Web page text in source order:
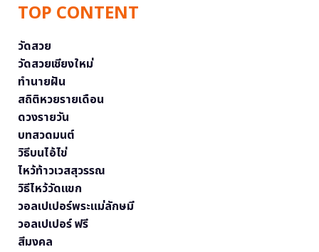
TOP CONTENT
วัดสวย
วัดสวยเชียงใหม่
ทำนายฝัน
สถิติหวยรายเดือน
ดวงรายวัน
บทสวดมนต์
วิธีบนไอ้ไข่
ไหว้ท้าวเวสสุวรรณ
วิธีไหว้วัดแขก
วอลเปเปอร์พระแม่ลักษมี
วอลเปเปอร์ ฟรี
สีมงคล